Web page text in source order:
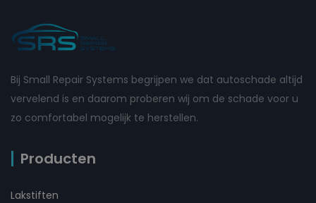
Bij Small Repair Systems begrijpen we dat autoschade altijd
vervelend is en daarom proberen wij om de schade voor u
zo comfortabel mogelijk te herstellen.
Producten
Lakstiften